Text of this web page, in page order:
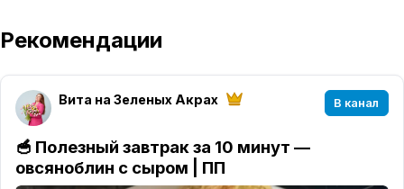
Рекомендации
Вита на Зеленых Акрах В канал
🥣 Полезный завтрак за 10 минут —
овсяноблин с сыром | ПП